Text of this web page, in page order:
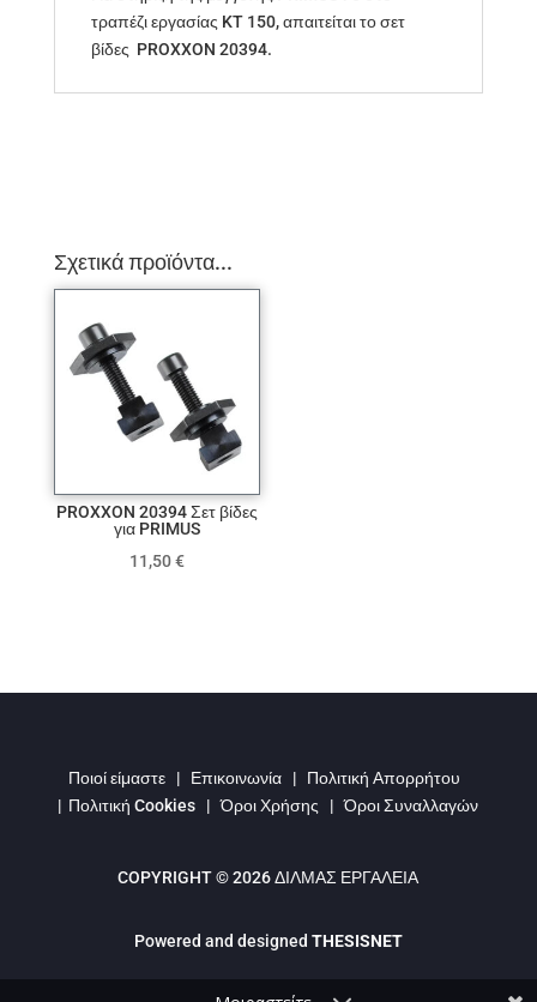
τραπέζι εργασίας KT 150, απαιτείται το σετ
βίδες PROXXON 20394.
Σχετικά προϊόντα...
PROXXON 20394 Σετ βίδες
για PRIMUS
11,50€
Ποιοί είμαστε | Επικοινωνία | Πολιτική Απορρήτου
| Πολιτική Cookies |Όροι Χρήσης |Όροι Συναλλαγών
COPYRIGHT © 2026 ΔΙΛΜΑΣ ΕΡΓΑΛΕΙΑ
Powered and designed THESISNET